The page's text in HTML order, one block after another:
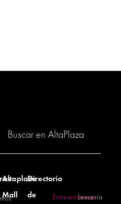
Altaplaza
Mall
Directorio
de
Entretenimiento
Lencería